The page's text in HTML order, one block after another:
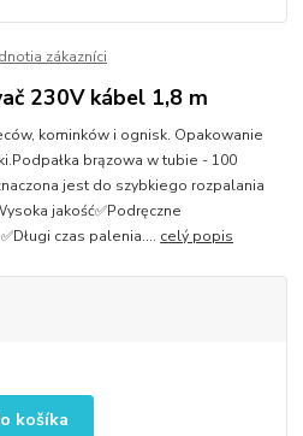
zákazníci
230V kábel 1,8 m
kominków i ognisk. Opakowanie
brązowa w tubie - 100
jest do szybkiego rozpalania
jakość✅Podręczne
czas palenia.... celý popis
košíka